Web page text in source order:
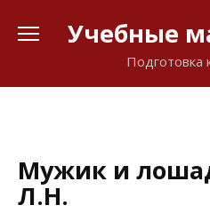
Учебные
Подготовка
Мужик и
Л.Н.